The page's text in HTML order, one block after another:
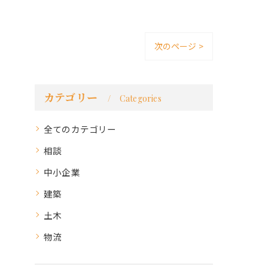
次のページ >
カテゴリー Categories
全てのカテゴリー
相談
中小企業
建築
土木
物流